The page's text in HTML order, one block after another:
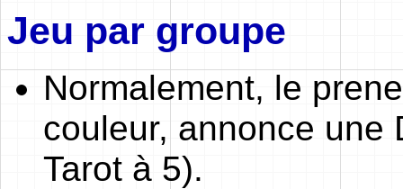
Jeu par groupe
Normalement, le
couleur, annonce une
Tarot à 5).